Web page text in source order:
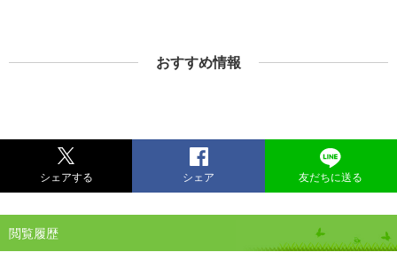
おすすめ情報
シェアする シェア 友だちに送る
閲覧履歴